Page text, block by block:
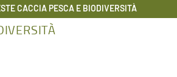
CACCIA PESCA E BIODIVERSITÀ